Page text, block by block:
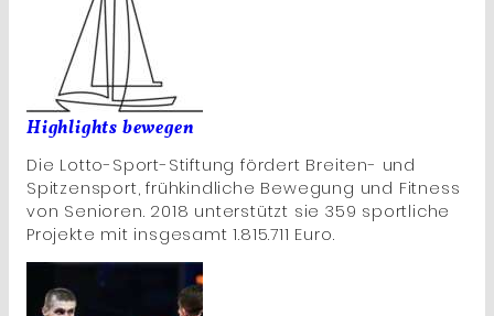
Highlights bewegen
Die Lotto-Sport-Stiftung fördert Breiten- und
Spitzensport, frühkindliche Bewegung und Fitness
von Senioren. 2018 unterstützt sie 359 sportliche
Projekte mit insgesamt 1.815.711 Euro.